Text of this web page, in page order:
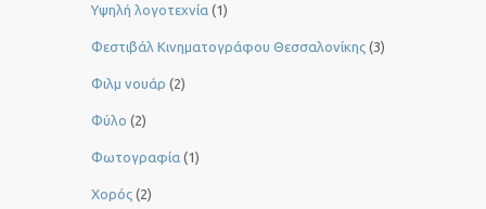
Yψηλή λογοτεχνία (1)
Φεστιβάλ Κινηματογράφου Θεσσαλονίκης (3)
Φιλμ νουάρ (2)
Φύλο (2)
Φωτογραφία (1)
Χορός (2)